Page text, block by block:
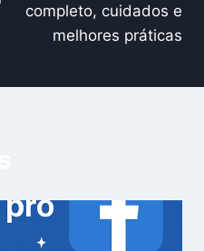
completo, cuidados e
melhores práticas